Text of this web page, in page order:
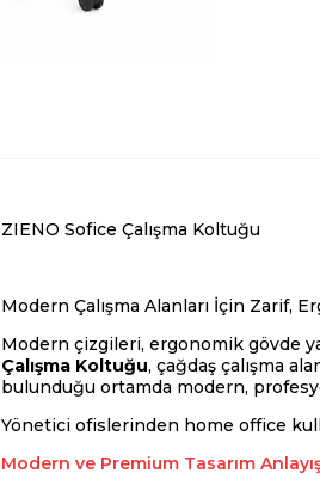
ZIENO Sofice Çalışma Koltuğu
Modern Çalışma Alanları İçin Zarif,
Modern çizgileri, ergonomik gövde
Çalışma Koltuğu, çağdaş çalışma
bulunduğu ortamda modern,
Yönetici ofislerinden home office
Modern ve Premium Tasarım